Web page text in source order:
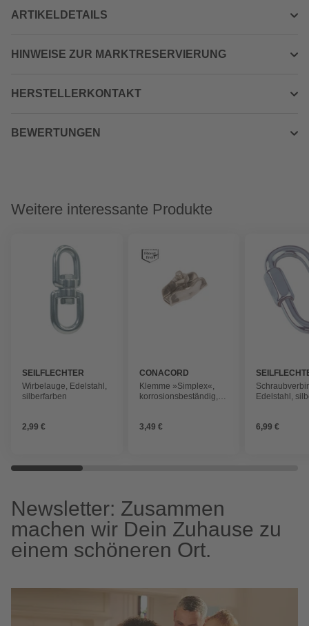
ARTIKELDETAILS
HINWEISE ZUR MARKTRESERVIERUNG
HERSTELLERKONTAKT
BEWERTUNGEN
Weitere interessante Produkte
SEILFLECHTER
Wirbelauge, Edelstahl,
silberfarben
2,99 €
CONACORD
Klemme »Simplex«,
korrosionsbeständig,
3,49 €
Edelstahl,
6,99 €
Newsletter: Zusammen
machen wir Dein Zuhause zu
einem schöneren Ort.